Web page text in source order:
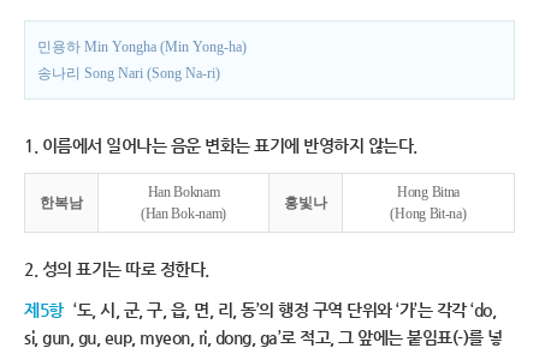
민용하 Min Yongha (Min Yong-ha)
송나리 Song Nari (Song Na-ri)
1. 이름에서 일어나는 음운 변화는 표기에 반영하지 않는다.
한복남
Han Boknam
(Han Bok-nam)
홍빛나
Hong Bitna
(Hong Bit-na)
2. 성의 표기는 따로 정한다.
제5항 ‘도, 시, 군, 구, 읍, 면, 리, 동’의 행정 구역 단위와 ‘가’는 각각 ‘do,
si, gun, gu, eup, myeon, ri, dong, ga’로 적고, 그 앞에는 붙임표(-)를 넣